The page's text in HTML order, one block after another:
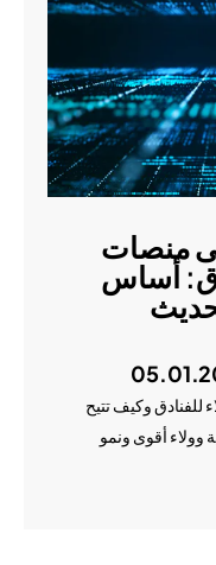
منصات
أساس
للفنادق وكيف تتيح
وولاء أقوى ونمو